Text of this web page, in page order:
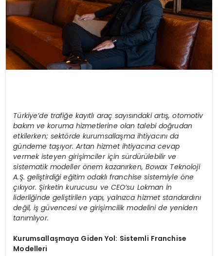
Türkiye’de trafiğe kayıtlı araç sayısındaki artış, otomotiv
bakım ve koruma hizmetlerine olan talebi doğrudan
etkilerken; sektörde kurumsallaşma ihtiyacını da
gündeme taşıyor. Artan hizmet ihtiyacına cevap
vermek isteyen girişimciler için sürdürülebilir ve
sistematik modeller önem kazanırken, Bowax Teknoloji
A.Ş. geliştirdiği eğitim odaklı franchise sistemiyle öne
çıkıyor. Şirketin kurucusu ve CEO’su Lokman İn
liderliğinde geliştirilen yapı, yalnızca hizmet standardını
değil, iş güvencesi ve girişimcilik modelini de yeniden
tanımlıyor.
Kurumsallaşmaya Giden Yol: Sistemli Franchise
Modelleri